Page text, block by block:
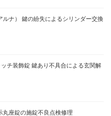
ルナ） 鍵の紛失によるシリンダー交換
チ装飾錠 鍵あり不具合による玄関解
丸座錠の施錠不良点検修理